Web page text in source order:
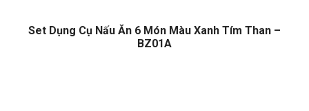
Set Dụng Cụ Nấu Ăn 6 Món Màu Xanh Tím Than –
BZ01A